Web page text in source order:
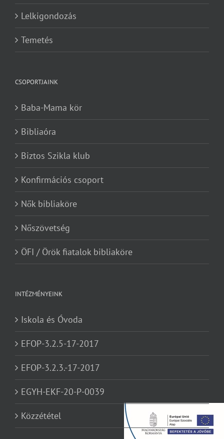
Lelkigondozás
Temetés
CSOPORTJAINK
Baba-Mama kör
Bibliaóra
Biztos Szikla klub
Konfirmációs csoport
Nők bibliaköre
Nőszövetség
ÖFI / Örök fiatalok bibliaköre
INTÉZMÉNYEINK
Iskola és Óvoda
EFOP-3.2.5-17-2017
EFOP-3.2.3.-17-2017
EGYH-EKF-20-P-0039
Közzététel